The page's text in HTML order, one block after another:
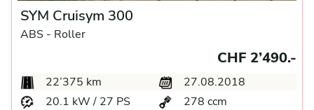
SYM Cruisym 300
ABS - Roller
CHF 2’490.-
22’375 km
27.08.2018
20.1 kW / 27 PS
278 ccm